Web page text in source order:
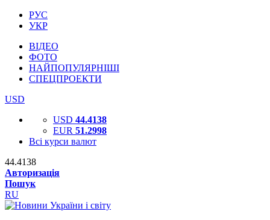
РУС
УКР
ВІДЕО
ФОТО
НАЙПОПУЛЯРНІШІ
СПЕЦПРОЕКТИ
USD
USD 44.4138
EUR 51.2998
Всі курси валют
44.4138
Авторизація
Пошук
RU